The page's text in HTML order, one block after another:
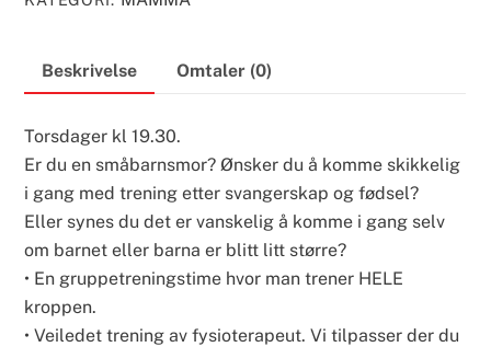
Beskrivelse Omtaler (0)
Torsdager kl 19.30.
Er du en småbarnsmor? Ønsker du å komme skikkelig
i gang med trening etter svangerskap og fødsel?
Eller synes du det er vanskelig å komme i gang selv
om barnet eller barna er blitt litt større?
• En gruppetreningstime hvor man trener HELE
kroppen.
• Veiledet trening av fysioterapeut. Vi tilpasser der du